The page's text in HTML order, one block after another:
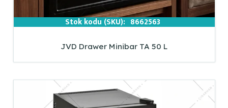
Stok kodu (SKU): 8662563
JVD Drawer Minibar TA 50 L